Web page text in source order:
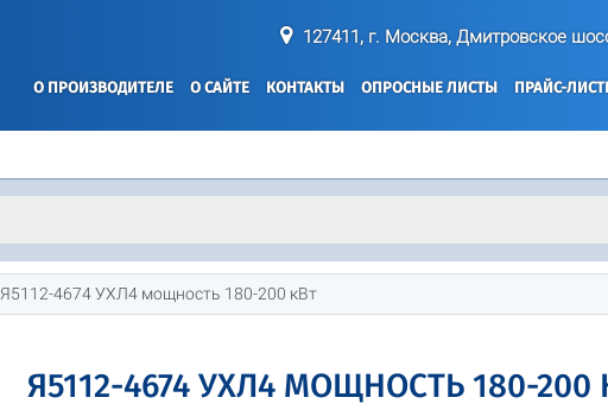
127411, г. Москва, Дмитровское
О ПРОИЗВОДИТЕЛЕ О САЙТЕ КОНТАКТЫ ОПРОСНЫЕ ЛИСТЫ ПРАЙС-
Я5112-4674 УХЛ4 мощность 180-200 кВт
Я5112-4674 УХЛ4 МОЩНОСТЬ 180-200